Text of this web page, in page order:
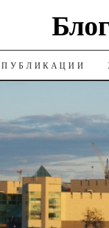
ПУБЛИКАЦИИ